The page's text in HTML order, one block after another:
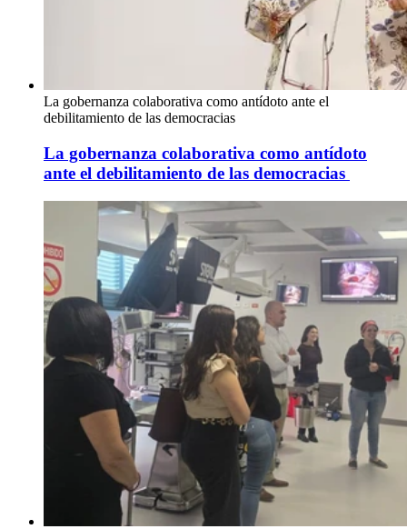
La gobernanza colaborativa como antídoto ante el
debilitamiento de las democracias
La gobernanza colaborativa como antídoto
ante el debilitamiento de las democracias